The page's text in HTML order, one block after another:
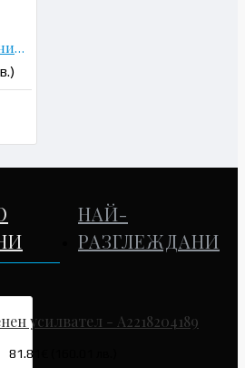
Ел. блок за управление на двигателя - A6421508900 0281016656 CR60.20
НАЙ-
РАЗГЛЕЖДАНИ
усилвател - A2218204189
81.81€ (160.01 лв.)